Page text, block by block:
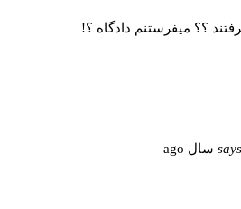
؟؟ میفرستنم دادگاه ؟!